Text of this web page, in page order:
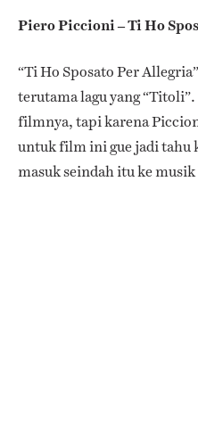
Piero Piccioni – Ti Ho
“Ti Ho Sposato Per
terutama lagu yang
filmnya, tapi karena
untuk film ini gue jadi tahu
masuk seindah itu ke musik